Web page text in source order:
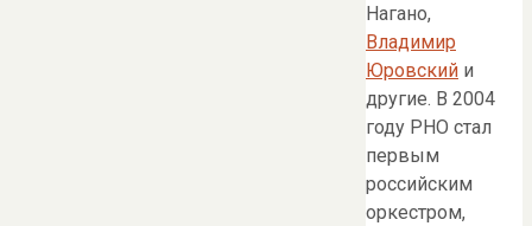
Нагано,
Владимир
Юровский и
другие. В 2004
году РНО стал
первым
российским
оркестром,